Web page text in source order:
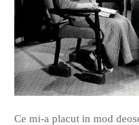
Ce mi-a placut in mod